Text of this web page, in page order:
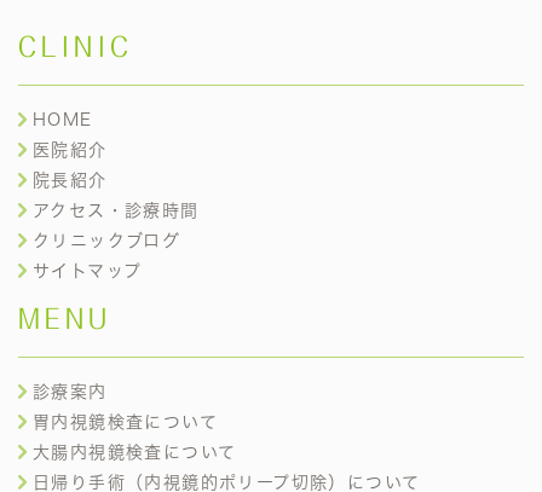
CLINIC
HOME
医院紹介
院長紹介
アクセス・診療時間
クリニックブログ
サイトマップ
MENU
診療案内
胃内視鏡検査について
大腸内視鏡検査について
日帰り手術（内視鏡的ポリープ切除）について